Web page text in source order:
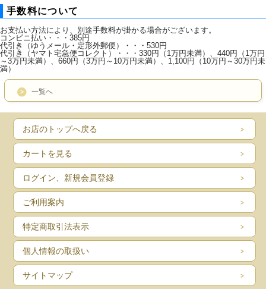
手数料について
お支払い方法により、別途手数料が掛かる場合がございます。
コンビニ払い・・・385円
代引き（ゆうメール・定形外郵便）・・・530円
代引き（ヤマト宅急便コレクト）・・・330円（1万円未満）、440円（1万円
～3万円未満）、660円（3万円～10万円未満）、1,100円（10万円～30万円未
満）
一覧へ
お店のトップへ戻る
カートを見る
ログイン、新規会員登録
ご利用案内
特定商取引法表示
個人情報の取扱い
サイトマップ